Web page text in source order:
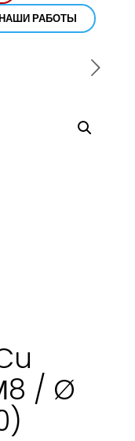
РАБОТЫ
/ Ø